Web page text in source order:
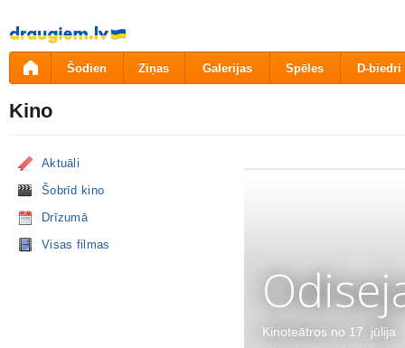
Pāriet
uz
saturu
Šodien Ziņas Galerijas Spēles D-biedri
Kino
Aktuāli
Šobrīd kino
Drīzumā
Visas filmas
Kinoteātros no 17. jūlija